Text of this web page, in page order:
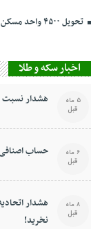
تحویل ۴۵۰۰ واحد مسکن ملی در پرند تا ۳ روز دیگر
اخبار سکه و طلا
هشدار نسبت 5 ماه
قبل
حساب 6 ماه
قبل
هشدار
نخرید!
8 ماه
قبل